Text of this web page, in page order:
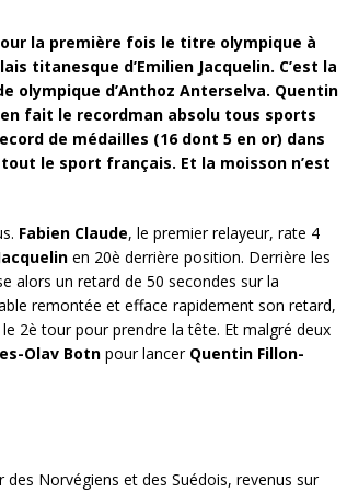
la première fois le titre olympique à
titanesque d’Emilien Jacquelin. C’est la
olympique d’Anthoz Anterselva. Quentin
fait le recordman absolu tous sports
de médailles (16 dont 5 en or) dans
le sport français. Et la moisson n’est
Fabien Claude, le premier relayeur, rate 4
en 20è derrière position. Derrière les
alors un retard de 50 secondes sur la
remontée et efface rapidement son retard,
2è tour pour prendre la tête. Et malgré deux
Olav Botn pour lancer Quentin Fillon-
Norvégiens et des Suédois, revenus sur